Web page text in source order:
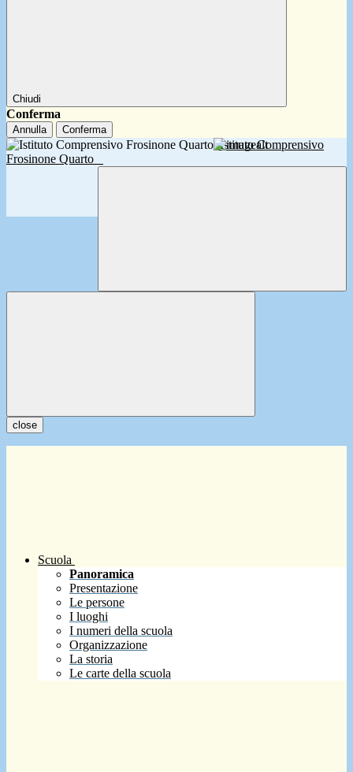
Chiudi
Conferma
Annulla Conferma
Istituto Comprensivo
Frosinone Quarto
close
Scuola
Panoramica
Presentazione
Le persone
I luoghi
I numeri della scuola
Organizzazione
La storia
Le carte della scuola